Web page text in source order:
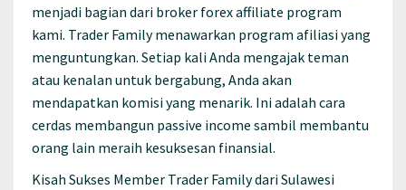
menjadi bagian dari broker forex affiliate program
kami. Trader Family menawarkan program afiliasi yang
menguntungkan. Setiap kali Anda mengajak teman
atau kenalan untuk bergabung, Anda akan
mendapatkan komisi yang menarik. Ini adalah cara
cerdas membangun passive income sambil membantu
orang lain meraih kesuksesan finansial.
Kisah Sukses Member Trader Family dari Sulawesi